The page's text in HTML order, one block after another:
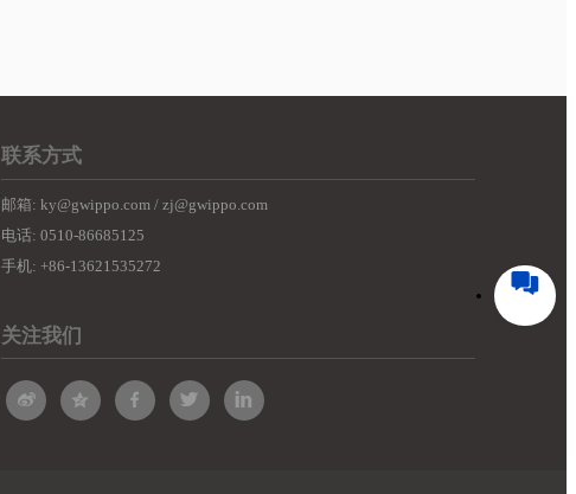
联系方式
邮箱: ky@gwippo.com / zj@gwippo.com
电话: 0510-86685125
手机: +86-13621535272
关注我们